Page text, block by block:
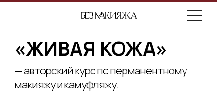
«ЖИВАЯ КОЖА»
— авторский курс по перманентному
макияжу и камуфляжу.